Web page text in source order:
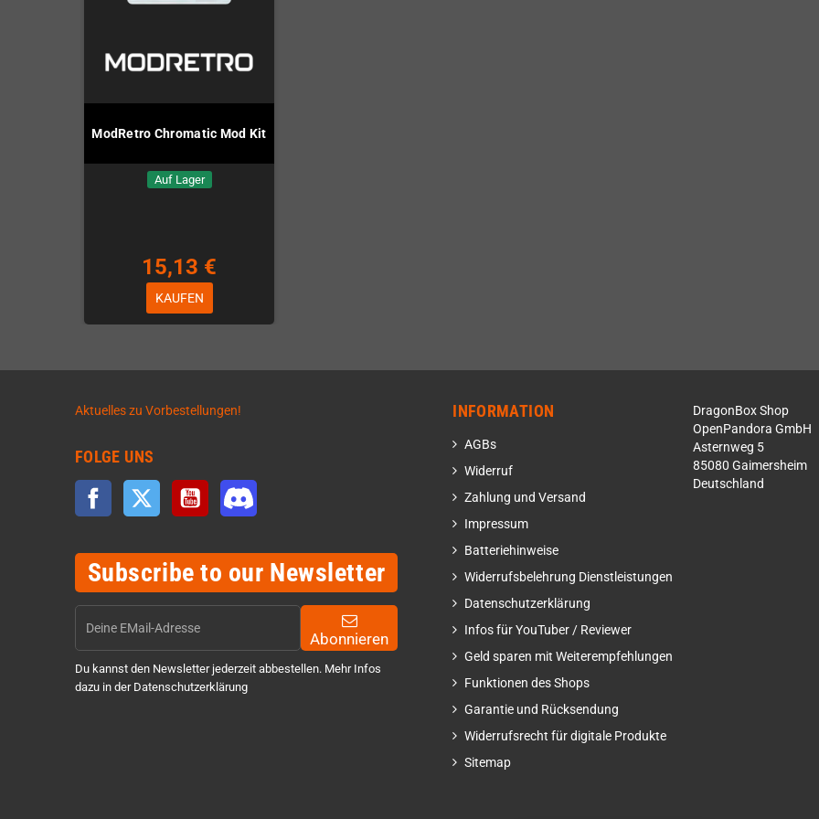
ModRetro Chromatic Mod Kit
Auf Lager
15,13 €
KAUFEN
Aktuelles zu Vorbestellungen!
FOLGE UNS
Facebook Twitter YouTube
Subscribe to our Newsletter
Abonnieren
Du kannst den Newsletter jederzeit abbestellen. Mehr Infos
dazu in der Datenschutzerklärung
INFORMATION
AGBs
Widerruf
Zahlung und Versand
Impressum
Batteriehinweise
Widerrufsbelehrung Dienstleistungen
Datenschutzerklärung
Infos für YouTuber / Reviewer
Geld sparen mit Weiterempfehlungen
Funktionen des Shops
Garantie und Rücksendung
Widerrufsrecht für digitale Produkte
Sitemap
DragonBox Shop
OpenPandora GmbH
Asternweg 5
85080 Gaimersheim
Deutschland